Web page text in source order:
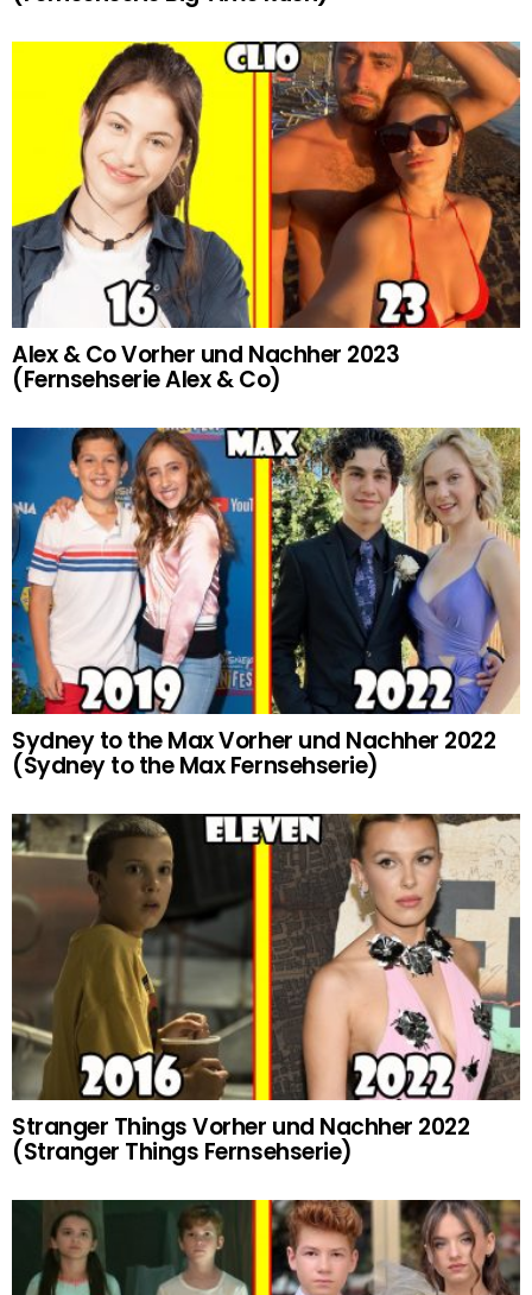
Alex & Co Vorher und Nachher 2023
(Fernsehserie Alex & Co)
Sydney to the Max Vorher und Nachher 2022
(Sydney to the Max Fernsehserie)
Stranger Things Vorher und Nachher 2022
(Stranger Things Fernsehserie)